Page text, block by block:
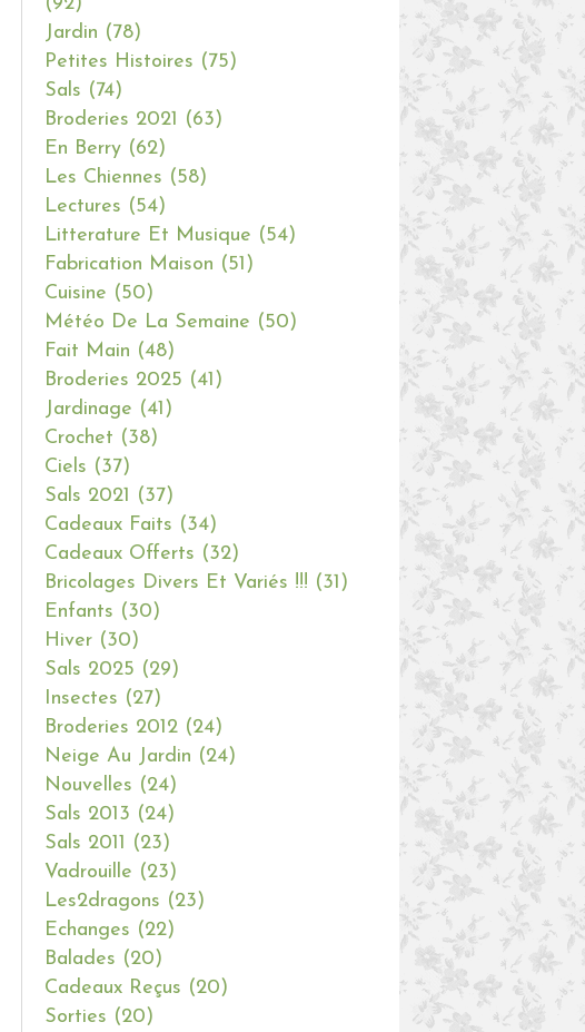
Jardin (78)
Petites Histoires (75)
Sals (74)
Broderies 2021
(63)
En Berry (62)
Les Chiennes (58)
Lectures (54)
Litterature Et Musique (54)
Fabrication Maison (51)
Cuisine (50)
Météo De La Semaine (50)
Fait Main (48)
Broderies 2025 (41)
Jardinage (41)
Crochet (38)
Ciels (37)
Sals 2021
(37)
Cadeaux Faits (34)
Cadeaux Offerts (32)
Bricolages Divers Et Variés !!! (31)
Enfants (30)
Hiver (30)
Sals 2025 (29)
Insectes (27)
Broderies 2012 (24)
Neige Au Jardin (24)
Nouvelles (24)
Sals 2013 (24)
Sals 2011
(23)
Vadrouille (23)
Les2dragons (23)
Echanges (22)
Balades (20)
Cadeaux Reçus (20)
Sorties (20)